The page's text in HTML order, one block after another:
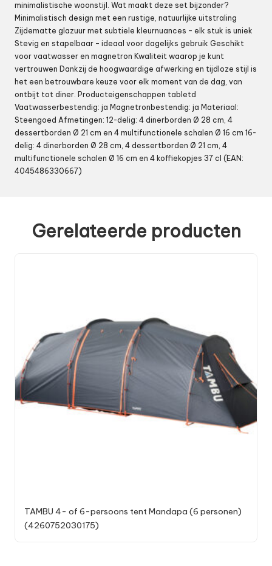
minimalistische woonstijl. Wat maakt deze set bijzonder?
Minimalistisch design met een rustige, natuurlijke uitstraling
Zijdematte glazuur met subtiele kleurnuances – elk stuk is uniek
Stevig en stapelbaar – ideaal voor dagelijks gebruik Geschikt
voor vaatwasser en magnetron Kwaliteit waarop je kunt
vertrouwen Dankzij de hoogwaardige afwerking en tijdloze stijl is
het een betrouwbare keuze voor elk moment van de dag, van
ontbijt tot diner. Producteigenschappen tabletd
Vaatwasserbestendig: ja Magnetronbestendig: ja Materiaal:
Steengoed Afmetingen: 12-delig: 4 dinerborden Ø 28 cm, 4
dessertborden Ø 21 cm en 4 multifunctionele schalen Ø 16 cm 16-
delig: 4 dinerborden Ø 28 cm, 4 dessertborden Ø 21 cm, 4
multifunctionele schalen Ø 16 cm en 4 koffiekopjes 37 cl (EAN:
4045486330667)
Gerelateerde producten
TAMBU 4- of 6-persoons tent Mandapa (6 personen)
(4260752030175)